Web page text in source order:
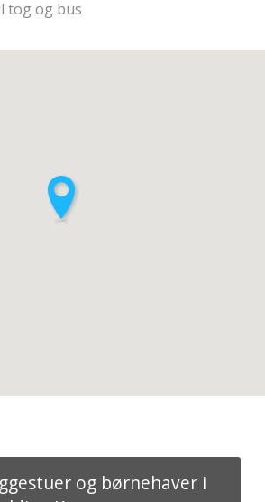
tog og bus
og børnehaver i